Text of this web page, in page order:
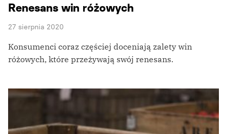
Renesans win różowych
27 sierpnia 2020
Konsumenci coraz częściej doceniają zalety win
różowych, które przeżywają swój renesans.